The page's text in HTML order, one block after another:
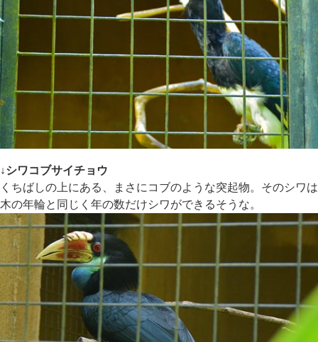
↓シワコブサイチョウ
くちばしの上にある、まさにコブのような突起物。そのシワは
木の年輪と同じく年の数だけシワができるそうな。